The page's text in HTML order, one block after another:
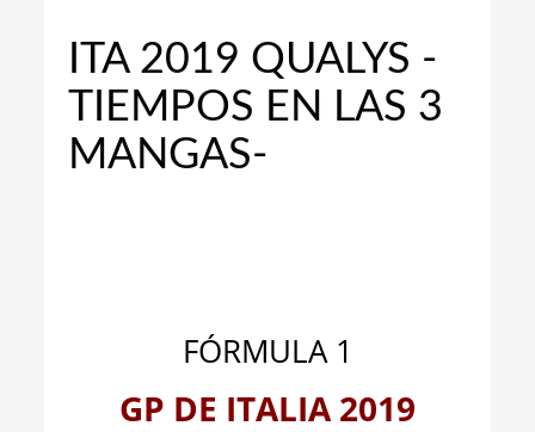
ITA 2019 QUALYS -
TIEMPOS EN LAS 3
MANGAS-
FÓRMULA 1
GP DE ITALIA 2019